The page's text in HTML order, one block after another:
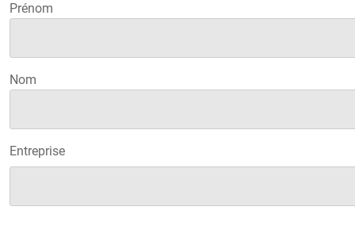
Prénom
Nom
Entreprise